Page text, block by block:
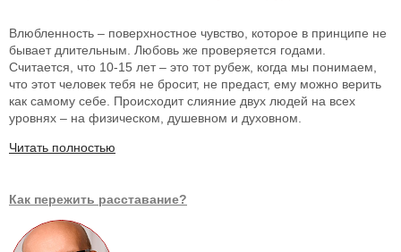
Влюбленность – поверхностное чувство, которое в принципе не
бывает длительным. Любовь же проверяется годами.
Считается, что 10-15 лет – это тот рубеж, когда мы понимаем,
что этот человек тебя не бросит, не предаст, ему можно верить
как самому себе. Происходит слияние двух людей на всех
уровнях – на физическом, душевном и духовном.
Читать полностью
Как пережить расставание?